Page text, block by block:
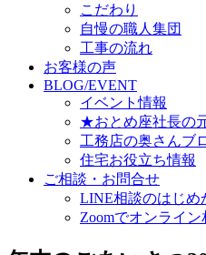
こだわり
自慢の職人集団
工事の流れ
お客様の声
BLOG/EVENT
イベント情報
★おとめ座社長の
工務店の奥さんブ
住宅お役立ち情報
ご相談・お問合せ
LINE相談のはじめ
Zoomでオンライ